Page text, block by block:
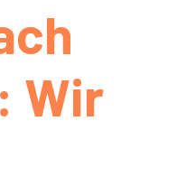
Wir